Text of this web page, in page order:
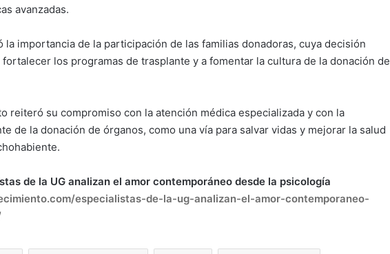
avanzadas.
la importancia de la participación de las familias donadoras, cuya decisión
los programas de trasplante y a fomentar la cultura de la donación de
reiteró su compromiso con la atención médica especializada y con la
de la donación de órganos, como una vía para salvar vidas y mejorar la salud
de la UG analizan el amor contemporáneo desde la psicología
especialistas-de-la-ug-analizan-el-amor-contemporaneo-